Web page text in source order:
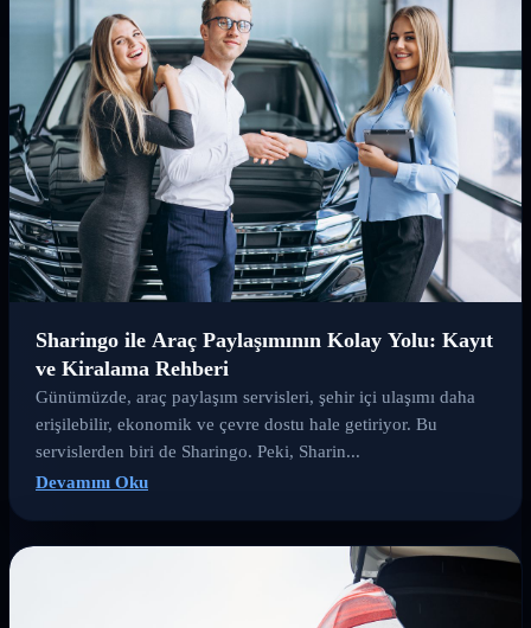
Sharingo ile Araç Paylaşımının Kolay Yolu: Kayıt
ve Kiralama Rehberi
Günümüzde, araç paylaşım servisleri, şehir içi ulaşımı daha
erişilebilir, ekonomik ve çevre dostu hale getiriyor. Bu
servislerden biri de Sharingo. Peki, Sharin...
Devamını Oku